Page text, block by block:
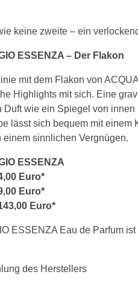
keine zweite – ein
ESSENZA – Der Flakon
mit dem Flakon von
Highlights mit sich. Eine
Duft wie ein Spiegel von
lässt sich bequem mit einem
sinnlichen Vergnügen.
ESSENZA
Euro*
Euro*
Euro*
ESSENZA Eau de Parfum ist
des Herstellers